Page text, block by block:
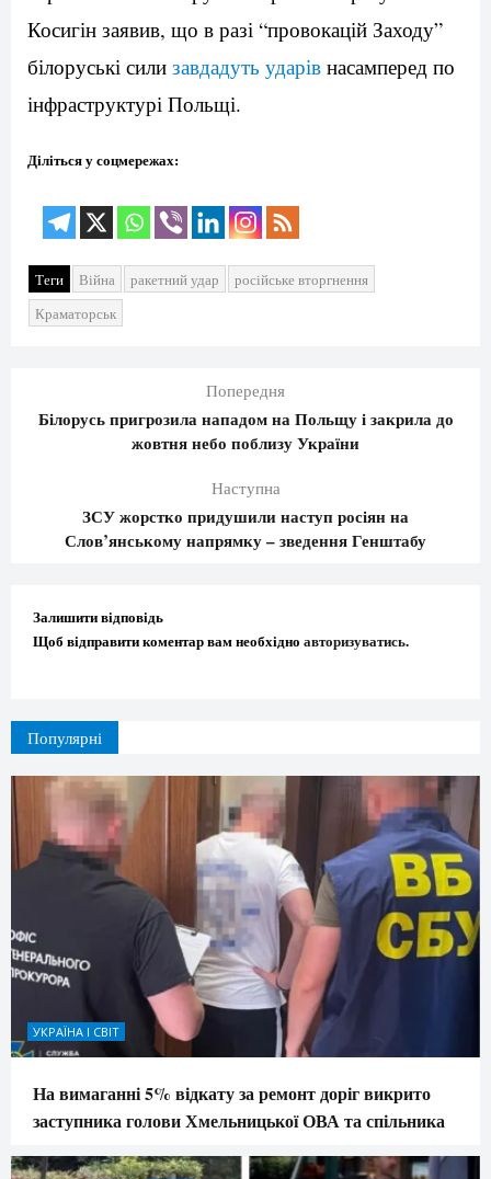
Косигін заявив, що в разі “провокацій Заходу”
білоруські сили завдадуть ударів насамперед по
інфраструктурі Польщі.
Діліться у соцмережах:
Теги Війна ракетний удар
російське вторгнення
Краматорськ
Попередня
Білорусь пригрозила нападом на Польщу і закрила до
жовтня небо поблизу України
Наступна
ЗСУ жорстко придушили наступ росіян на
Слов’янському напрямку – зведення Генштабу
Залишити відповідь
Щоб відправити коментар вам необхідно авторизуватись.
Популярні
УКРАЇНА І СВІТ
На вимаганні 5% відкату за ремонт доріг викрито
заступника голови Хмельницької ОВА та спільника